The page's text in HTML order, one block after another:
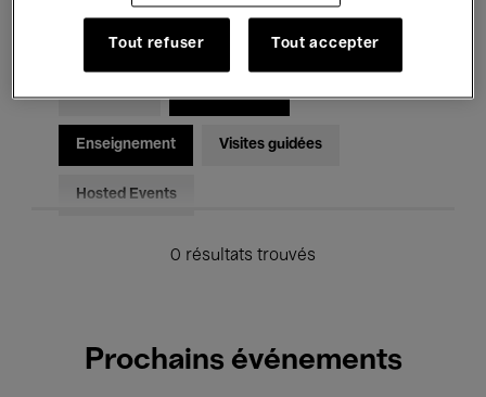
Musique électronique
Pour tous Kids’ Palace
Enseignement Visites guidées
Hosted Events
0 résultats trouvés
Prochains événements
Tout refuser Tout accepter